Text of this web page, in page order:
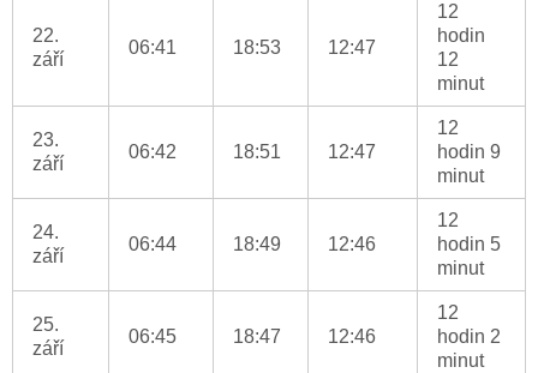
22.
září
06:41 18:53 12:47
12
hodin
12
minut
23.
září
06:42 18:51 12:47
12
hodin 9
minut
24.
září
06:44 18:49 12:46
12
hodin 5
minut
25.
září
06:45 18:47 12:46
12
hodin 2
minut